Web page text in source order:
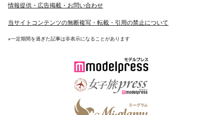
情報提供・広告掲載・お問い合わせ
当サイトコンテンツの無断複写・転載・引用の禁止について
※一定期間を過ぎた記事は非表示になることがあります